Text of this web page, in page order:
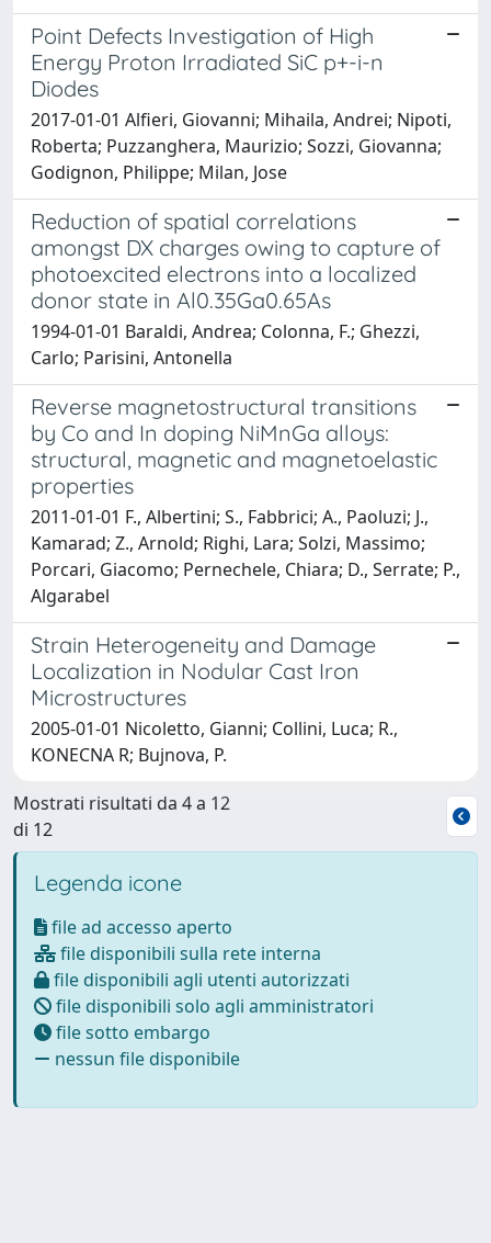
Point Defects Investigation of High
Energy Proton Irradiated SiC p+-i-n
Diodes
2017-01-01 Alfieri, Giovanni; Mihaila, Andrei; Nipoti,
Roberta; Puzzanghera, Maurizio; Sozzi, Giovanna;
Godignon, Philippe; Milan, Jose
Reduction of spatial correlations
amongst DX charges owing to capture of
photoexcited electrons into a localized
donor state in Al0.35Ga0.65As
1994-01-01 Baraldi, Andrea; Colonna, F.; Ghezzi,
Carlo; Parisini, Antonella
Reverse magnetostructural transitions
by Co and In doping NiMnGa alloys:
structural, magnetic and magnetoelastic
properties
2011-01-01 F., Albertini; S., Fabbrici; A., Paoluzi; J.,
Kamarad; Z., Arnold; Righi, Lara; Solzi, Massimo;
Porcari, Giacomo; Pernechele, Chiara; D., Serrate; P.,
Algarabel
Strain Heterogeneity and Damage
Localization in Nodular Cast Iron
Microstructures
2005-01-01 Nicoletto, Gianni; Collini, Luca; R.,
KONECNA R; Bujnova, P.
Mostrati risultati da 4 a 12
di 12
Legenda icone
file ad accesso aperto
file disponibili sulla rete interna
file disponibili agli utenti autorizzati
file disponibili solo agli amministratori
file sotto embargo
nessun file disponibile